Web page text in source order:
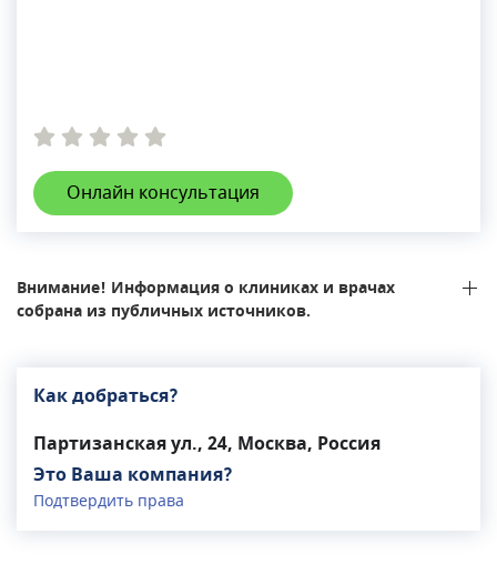
Онлайн консультация
Внимание! Информация о клиниках и врачах
собрана из публичных источников.
Как добраться?
Партизанская ул., 24, Москва, Россия
Это Ваша компания?
Подтвердить права